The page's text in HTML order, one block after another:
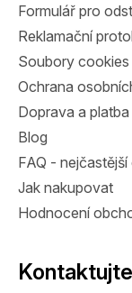
Formulář pro
Reklamační
Soubory cookies
Ochrana
Doprava a platba
Blog
FAQ -
Jak nakupovat
Hodnocení